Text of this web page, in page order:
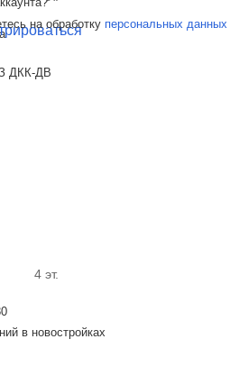
4 эт.
в новостройках
на обработку персональных данных